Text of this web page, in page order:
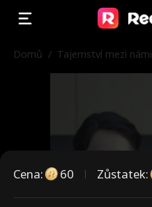
Domů / Tajemství mezi námi
Cena: 60 Zůstatek: